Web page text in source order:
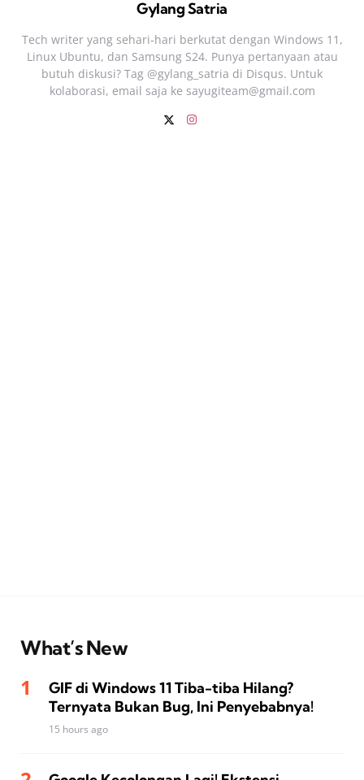
Gylang Satria
Tech writer yang sehari‑hari berkutat dengan Windows 11,
Linux Ubuntu, dan Samsung S24. Punya pertanyaan atau
butuh diskusi? Tag @gylang_satria di Disqus. Untuk
kolaborasi, email saja ke sayugiteam@gmail.com
What’s New
GIF di Windows 11 Tiba-tiba Hilang?
Ternyata Bukan Bug, Ini Penyebabnya!
15 hours ago